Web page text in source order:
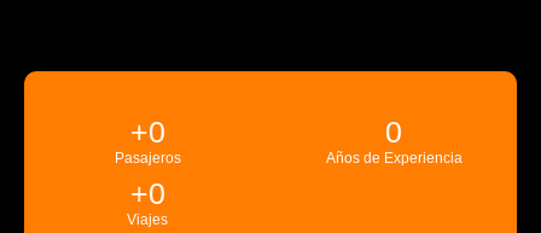
Pasajeros
+0
Años de Experiencia
0
Viajes
+0